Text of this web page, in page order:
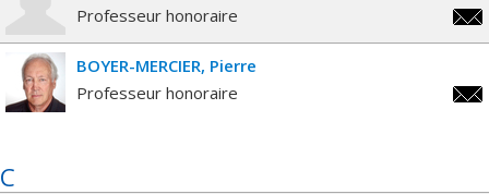
Professeur honoraire
BOYER-MERCIER Pierre
Professeur honoraire
C